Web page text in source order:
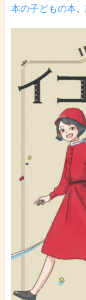
本の子どもの本、